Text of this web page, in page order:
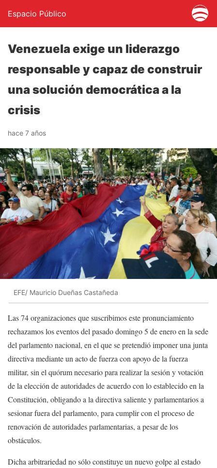
Espacio Público
Venezuela exige un liderazgo
responsable y capaz de construir
una solución democrática a la
crisis
hace 7 años
EFE/ Mauricio Dueñas Castañeda
Las 74 organizaciones que suscribimos este pronunciamiento
rechazamos los eventos del pasado domingo 5 de enero en la sede
del parlamento nacional, en el que se pretendió imponer una junta
directiva mediante un acto de fuerza con apoyo de la fuerza
militar, sin el quórum necesario para realizar la sesión y votación
de la elección de autoridades de acuerdo con lo establecido en la
Constitución, obligando a la directiva saliente y parlamentarios a
sesionar fuera del parlamento, para cumplir con el proceso de
renovación de autoridades parlamentarias, a pesar de los
obstáculos.
Dicha arbitrariedad no sólo constituye un nuevo golpe al estado